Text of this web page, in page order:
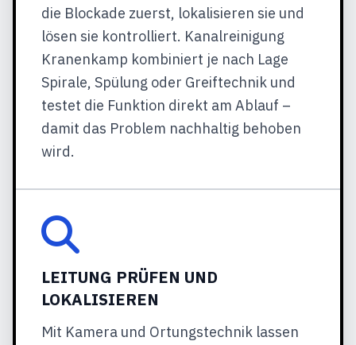
die Blockade zuerst, lokalisieren sie und
lösen sie kontrolliert. Kanalreinigung
Kranenkamp kombiniert je nach Lage
Spirale, Spülung oder Greiftechnik und
testet die Funktion direkt am Ablauf –
damit das Problem nachhaltig behoben
wird.
LEITUNG PRÜFEN UND
LOKALISIEREN
Mit Kamera und Ortungstechnik lassen